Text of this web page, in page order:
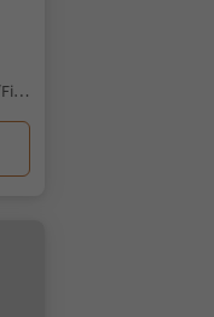
Aica di Fiè/Völser Aicha, Völs am Schlern/Fiè allo Sciliar, Dolomites Region Seiser Alm